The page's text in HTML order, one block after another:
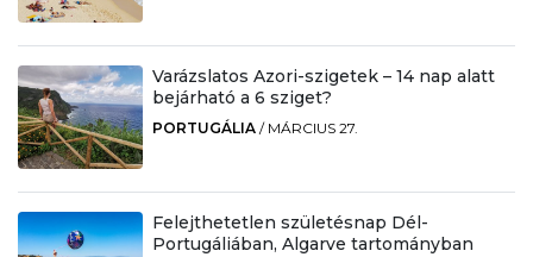
Varázslatos Azori-szigetek – 14 nap alatt
bejárható a 6 sziget?
PORTUGÁLIA / MÁRCIUS 27.
Felejthetetlen születésnap Dél-
Portugáliában, Algarve tartományban